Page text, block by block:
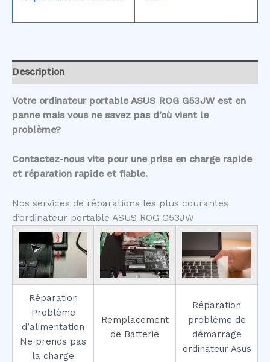
Description
Votre ordinateur portable ASUS ROG G53JW est en
panne mais vous ne savez pas d’où vient le
problème?
Contactez-nous vite pour une prise en charge rapide
et réparation rapide et fiable.
Nos services de réparations les plus courantes
d’ordinateur portable ASUS ROG G53JW
Réparation
Problème
d’alimentation
Ne prends pas
la charge
Remplacement
de Batterie
Réparation
problème de
démarrage
ordinateur Asus